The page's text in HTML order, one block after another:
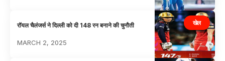
खेल
रॉयल चैलंजर्स ने दिल्ली को दी 148 रन बनाने की चुनौती
MARCH 2, 2025